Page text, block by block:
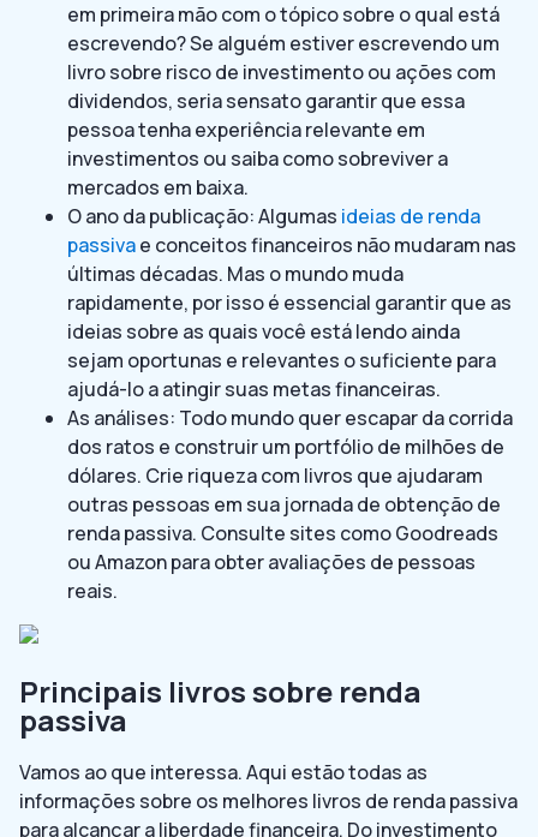
em primeira mão com o tópico sobre o qual está
escrevendo? Se alguém estiver escrevendo um
livro sobre risco de investimento ou ações com
dividendos, seria sensato garantir que essa
pessoa tenha experiência relevante em
investimentos ou saiba como sobreviver a
mercados em baixa.
O ano da publicação: Algumas ideias de renda
passivae conceitos financeiros não mudaram nas
últimas décadas. Mas o mundo muda
rapidamente, por isso é essencial garantir que as
ideias sobre as quais você está lendo ainda
sejam oportunas e relevantes o suficiente para
ajudá-lo a atingir suas metas financeiras.
As análises: Todo mundo quer escapar da corrida
dos ratos e construir um portfólio de milhões de
dólares. Crie riqueza com livros que ajudaram
outras pessoas em sua jornada de obtenção de
renda passiva. Consulte sites como Goodreads
ou Amazon para obter avaliações de pessoas
reais.
Principais livros sobre renda
passiva
Vamos ao que interessa. Aqui estão todas as
informações sobre os melhores livros de renda passiva
para alcançar a liberdade financeira. Do investimento